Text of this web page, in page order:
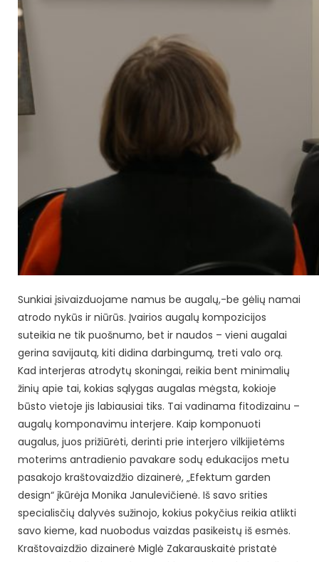
Sunkiai įsivaizduojame namus be augalų,-be gėlių namai
atrodo nykūs ir niūrūs. Įvairios augalų kompozicijos
suteikia ne tik puošnumo, bet ir naudos – vieni augalai
gerina savijautą, kiti didina darbingumą, treti valo orą.
Kad interjeras atrodytų skoningai, reikia bent minimalių
žinių apie tai, kokias sąlygas augalas mėgsta, kokioje
būsto vietoje jis labiausiai tiks. Tai vadinama fitodizainu –
augalų komponavimu interjere. Kaip komponuoti
augalus, juos prižiūrėti, derinti prie interjero vilkijietėms
moterims antradienio pavakare sodų edukacijos metu
pasakojo kraštovaizdžio dizainerė, „Efektum garden
design“ įkūrėja Monika Janulevičienė. Iš savo srities
specialisčių dalyvės sužinojo, kokius pokyčius reikia atlikti
savo kieme, kad nuobodus vaizdas pasikeistų iš esmės.
Kraštovaizdžio dizainerė Miglė Zakarauskaitė pristatė